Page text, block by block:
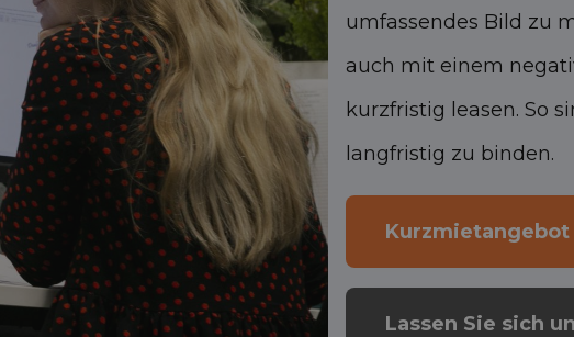
umfassendes Bild zu
auch mit einem
kurzfristig leasen. So
langfristig zu binden.
Kurzmietangebot
Lassen Sie sich